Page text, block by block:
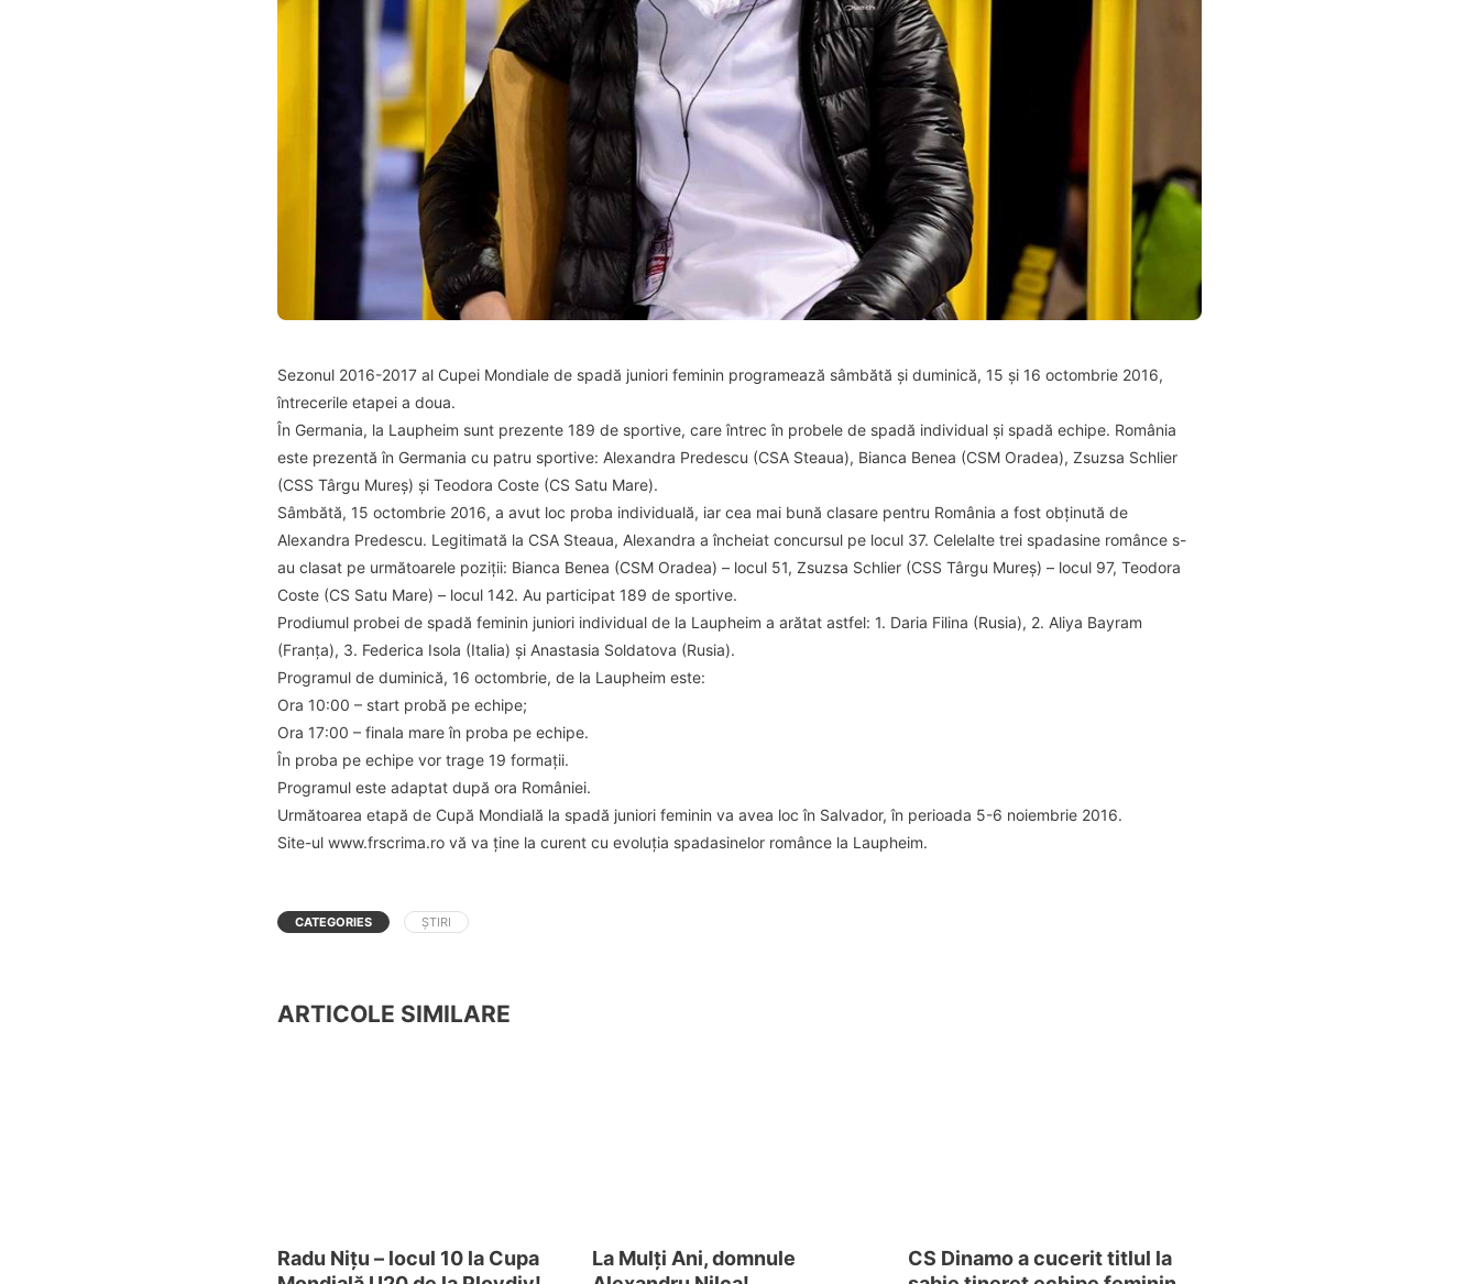
Sezonul 2016-2017 al Cupei Mondiale de spadă juniori feminin programează sâmbătă și duminică, 15 și 16 octombrie 2016,
întrecerile etapei a doua.
În Germania, la Laupheim sunt prezente 189 de sportive, care întrec în probele de spadă individual și spadă echipe. România
este prezentă în Germania cu patru sportive: Alexandra Predescu (CSA Steaua), Bianca Benea (CSM Oradea), Zsuzsa Schlier
(CSS Târgu Mureș) și Teodora Coste (CS Satu Mare).
Sâmbătă, 15 octombrie 2016, a avut loc proba individuală, iar cea mai bună clasare pentru România a fost obținută de
Alexandra Predescu. Legitimată la CSA Steaua, Alexandra a încheiat concursul pe locul 37. Celelalte trei spadasine românce s-
au clasat pe următoarele poziții: Bianca Benea (CSM Oradea) – locul 51, Zsuzsa Schlier (CSS Târgu Mureș) – locul 97, Teodora
Coste (CS Satu Mare) – locul 142. Au participat 189 de sportive.
Prodiumul probei de spadă feminin juniori individual de la Laupheim a arătat astfel: 1. Daria Filina (Rusia), 2. Aliya Bayram
(Franța), 3. Federica Isola (Italia) și Anastasia Soldatova (Rusia).
Programul de duminică, 16 octombrie, de la Laupheim este:
Ora 10:00 – start probă pe echipe;
Ora 17:00 – finala mare în proba pe echipe.
În proba pe echipe vor trage 19 formații.
Programul este adaptat după ora României.
Următoarea etapă de Cupă Mondială la spadă juniori feminin va avea loc în Salvador, în perioada 5-6 noiembrie 2016.
Site-ul www.frscrima.ro vă va ține la curent cu evoluția spadasinelor românce la Laupheim.
CATEGORIES ȘTIRI
ARTICOLE SIMILARE
Radu Nițu – locul 10 la Cupa
La Mulți Ani, domnule
CS Dinamo a cucerit titlul la